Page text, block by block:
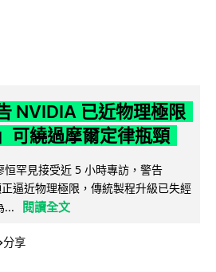
NVIDIA 已近物理極限
可繞過摩爾定律瓶頸
罕見接受近 5 小時專訪，警告
逼近物理極限，傳統製程升級已失經
...
閱讀全文
分享